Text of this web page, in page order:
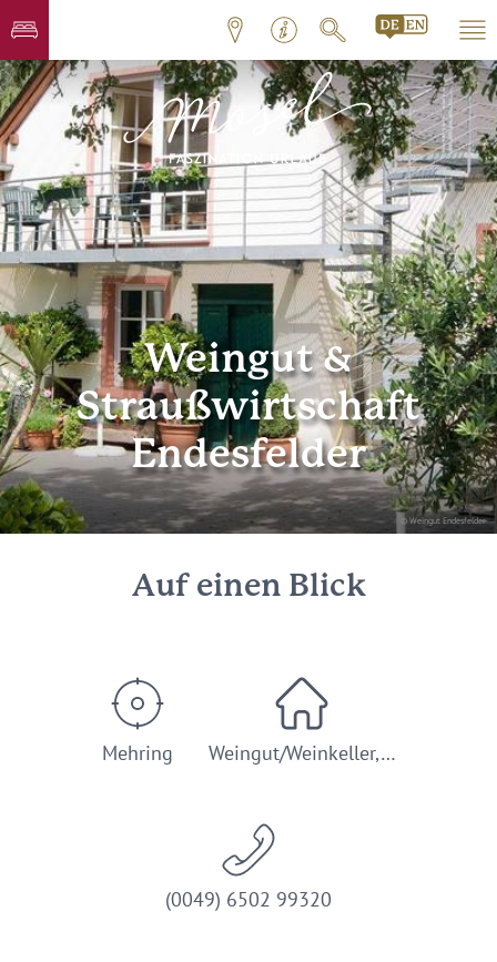
© Weingut Endesfelder
Weingut &
Straußwirtschaft
Endesfelder
Auf einen Blick
Mehring Weingut/Weinkeller,…
(0049) 6502 99320